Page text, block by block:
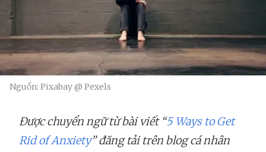
Nguồn: Pixabay @ Pexels
Được chuyển ngữ từ bài viết “5 Ways to Get
Rid of Anxiety” đăng tải trên blog cá nhân